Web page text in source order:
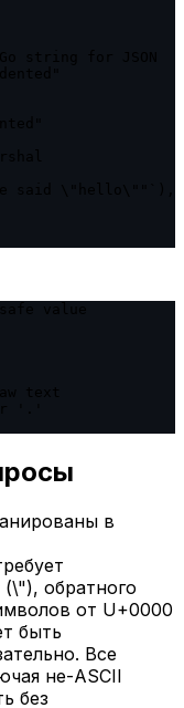
в
обратного
от U+0000
быть
Все
не-ASCII
без